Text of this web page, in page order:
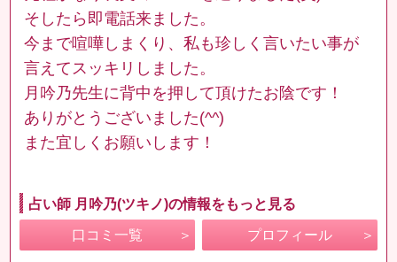
そしたら即電話来ました。
今まで喧嘩しまくり、私も珍しく言いたい事が
言えてスッキリしました。
月吟乃先生に背中を押して頂けたお陰です！
ありがとうございました(^^)
また宜しくお願いします！
占い師 月吟乃(ツキノ)の情報をもっと見る
口コミ一覧 プロフィール